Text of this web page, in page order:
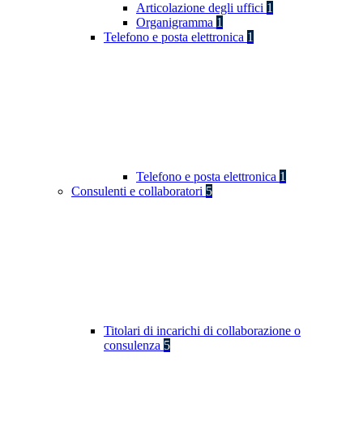
Articolazione degli uffici 1
Organigramma 1
Telefono e posta elettronica 1
Telefono e posta elettronica 1
Consulenti e collaboratori 5
Titolari di incarichi di collaborazione o
consulenza 5